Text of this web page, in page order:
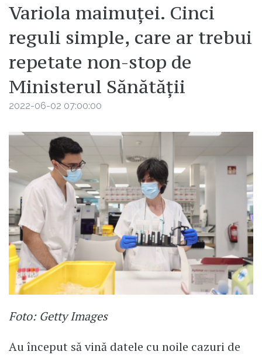
Variola maimuței. Cinci
reguli simple, care ar trebui
repetate non-stop de
Ministerul Sănătății
2022-06-02 07:00:00
Foto: Getty Images
Au început să vină datele cu noile cazuri de